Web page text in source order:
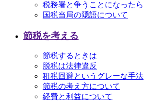
税務署と争うことになったら
国税当局の隠語について
節税を考える
節税するときは
脱税は法律違反
租税回避というグレーな手法
節税の考え方について
経費と利益について